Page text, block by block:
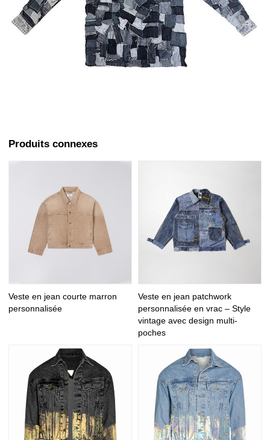
Produits connexes
Veste en jean courte marron
personnalisée
Veste en jean patchwork
personnalisée en vrac – Style
vintage avec design multi-
poches